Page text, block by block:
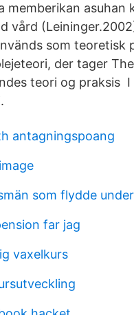
memberikan
vård
som
der tager
teori og praksis
antagningspoang
som flydde
far jag
vaxelkurs